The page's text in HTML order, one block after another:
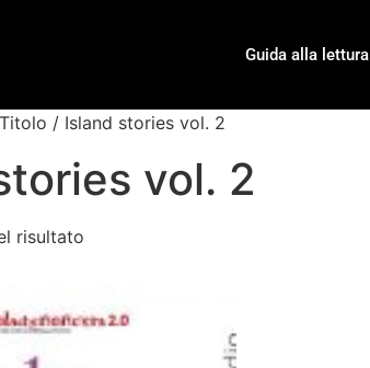
Guida alla lettura
/ Island stories vol. 2
vol. 2
risultato